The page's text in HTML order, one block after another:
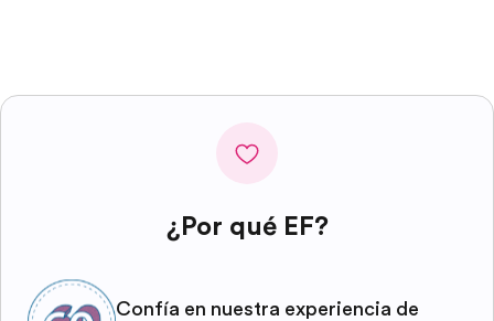
¿Por qué EF?
Confía en nuestra experiencia de